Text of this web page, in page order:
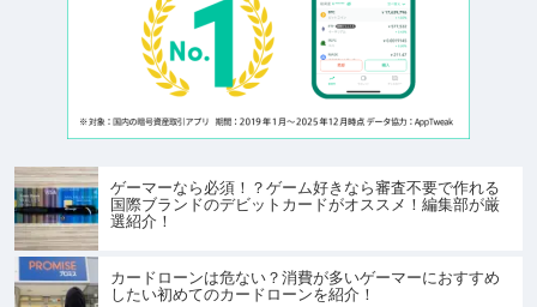
ゲーマーなら必須！？ゲーム好きなら審査不要で作れる
国際ブランドのデビットカードがオススメ！編集部が厳
選紹介！
カードローンは危ない？消費が多いゲーマーにおすすめ
したい初めてのカードローンを紹介！